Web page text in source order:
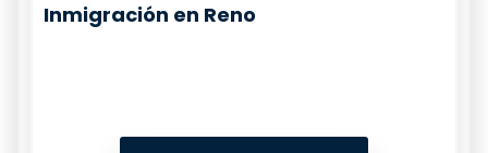
Inmigración en Reno